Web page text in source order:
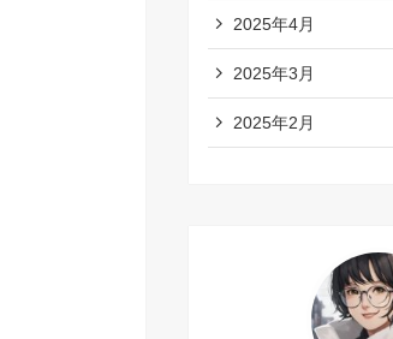
2025年4月
2025年3月
2025年2月